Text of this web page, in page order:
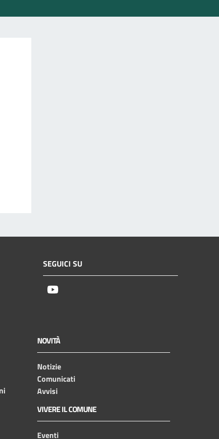
SEGUICI SU
NOVITÀ
Notizie
Comunicati
Avvisi
VIVERE IL COMUNE
Eventi